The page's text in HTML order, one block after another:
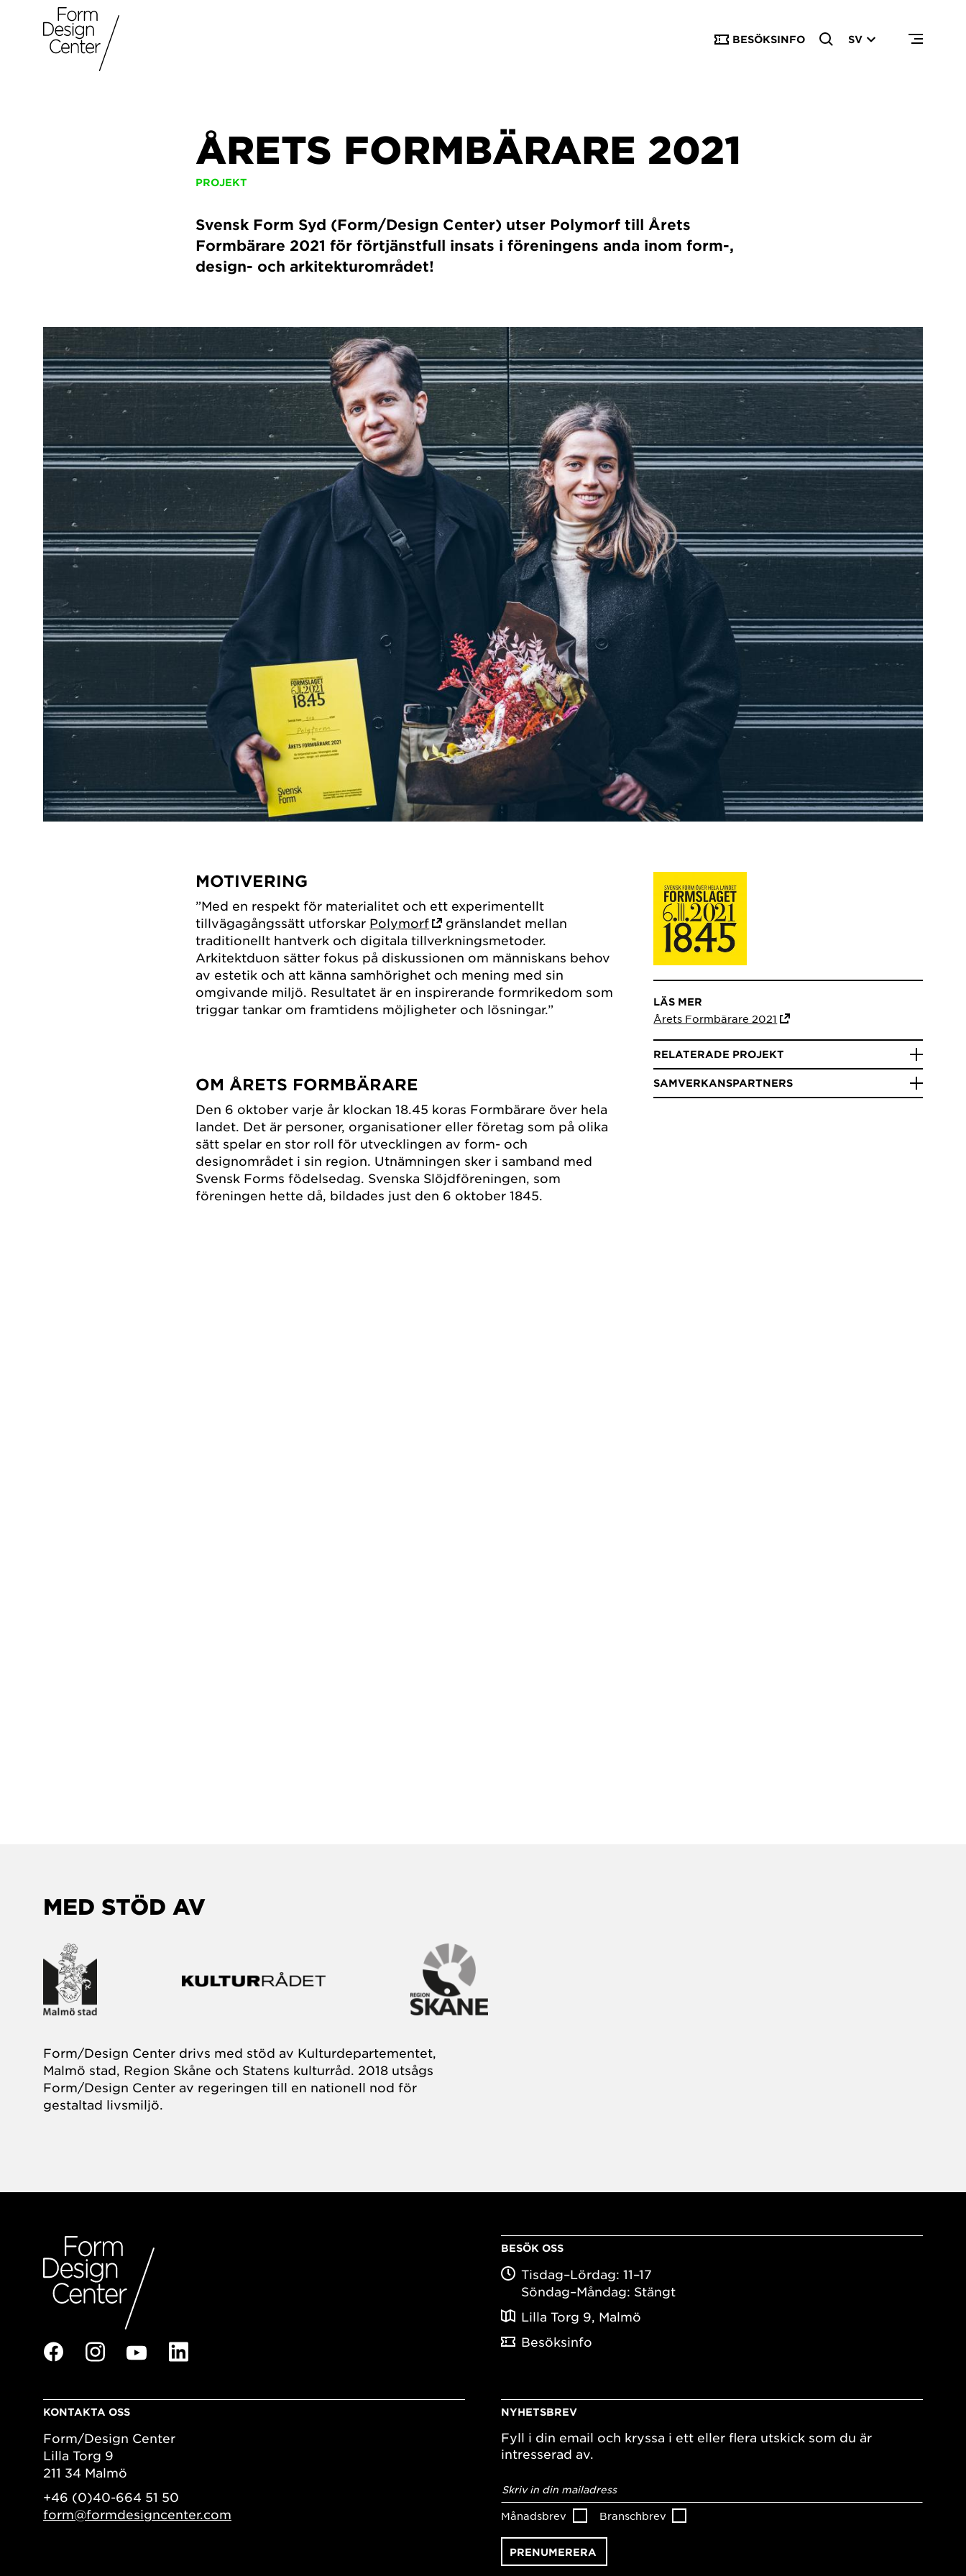
BESÖKSINFO SV
ÅRETS FORMBÄRARE 2021
PROJEKT
Svensk Form Syd (Form/Design Center) utser Polymorf till Årets
Formbärare 2021 för förtjänstfull insats i föreningens anda inom form-,
design- och arkitekturområdet!
⁣MOTIVERING
”Med en respekt för materialitet och ett experimentellt
tillvägagångssätt utforskar Polymorf
gränslandet mellan
traditionellt hantverk och digitala tillverkningsmetoder.
Arkitektduon sätter fokus på diskussionen om människans behov
av estetik och att känna samhörighet och mening med sin
omgivande miljö. Resultatet är en inspirerande formrikedom som
triggar tankar om framtidens möjligheter och lösningar.”⁣
OM ÅRETS FORMBÄRARE
Den 6 oktober varje år klockan 18.45 koras Formbärare över hela
landet. Det är personer, organisationer eller företag som på olika
sätt spelar en stor roll för utvecklingen av form- och
designområdet i sin region. Utnämningen sker i samband med
Svensk Forms födelsedag. Svenska Slöjdföreningen, som
föreningen hette då, bildades just den 6 oktober 1845.⁣
LÄS MER
Årets Formbärare 2021
RELATERADE PROJEKT
SAMVERKANSPARTNERS
MED STÖD AV
Form/Design Center drivs med stöd av Kulturdepartementet,
Malmö stad, Region Skåne och Statens kulturråd. 2018 utsågs
Form/Design Center av regeringen till en nationell nod för
gestaltad livsmiljö.
BESÖK OSS
Tisdag–Lördag: 11–17
Söndag–Måndag: Stängt
Lilla Torg 9, Malmö
Besöksinfo
KONTAKTA OSS
Form/Design Center
Lilla Torg 9
211 34 Malmö
+46 (0)40-664 51 50
form@formdesigncenter.com
NYHETSBREV
Fyll i din email och kryssa i ett eller flera utskick som du är
intresserad av.
postadress*
Månadsbrev Branschbrev